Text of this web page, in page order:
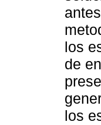
los
de
los